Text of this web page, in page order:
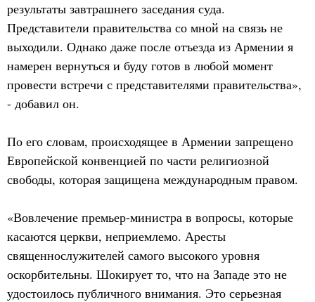
результаты завтрашнего заседания суда.
Представители правительства со мной на связь не
выходили. Однако даже после отъезда из Армении я
намерен вернуться и буду готов в любой момент
провести встречи с представителями правительства»,
- добавил он.
По его словам, происходящее в Армении запрещено
Европейской конвенцией по части религиозной
свободы, которая защищена международным правом.
«Вовлечение премьер-министра в вопросы, которые
касаются церкви, неприемлемо. Аресты
священнослужителей самого высокого уровня
оскорбительны. Шокирует то, что на Западе это не
удостоилось публичного внимания. Это серьезная